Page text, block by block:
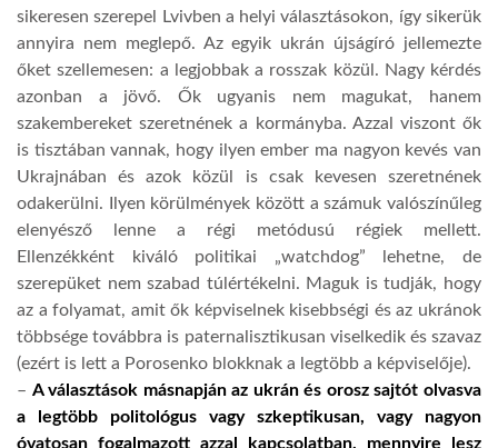
sikeresen szerepel Lvivben a helyi választásokon, így sikerük
annyira nem meglepő. Az egyik ukrán újságíró jellemezte
őket szellemesen: a legjobbak a rosszak közül. Nagy kérdés
azonban a jövő. Ők ugyanis nem magukat, hanem
szakembereket szeretnének a kormányba. Azzal viszont ők
is tisztában vannak, hogy ilyen ember ma nagyon kevés van
Ukrajnában és azok közül is csak kevesen szeretnének
odakerülni. Ilyen körülmények között a számuk valószínűleg
elenyésző lenne a régi metódusú régiek mellett.
Ellenzékként kiváló politikai „watchdog” lehetne, de
szerepüket nem szabad túlértékelni. Maguk is tudják, hogy
az a folyamat, amit ők képviselnek kisebbségi és az ukránok
többsége továbbra is paternalisztikusan viselkedik és szavaz
(ezért is lett a Porosenko blokknak a legtöbb a képviselője).
– A választások másnapján az ukrán és orosz sajtót olvasva
a legtöbb politológus vagy szkeptikusan, vagy nagyon
óvatosan fogalmazott azzal kapcsolatban, mennyire lesz